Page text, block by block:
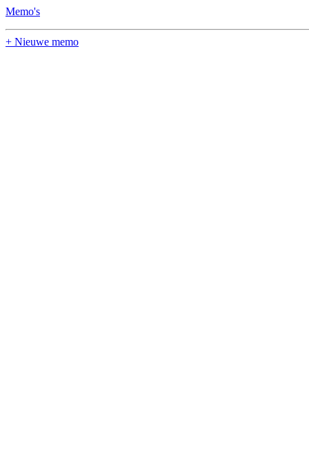
Memo's
+ Nieuwe memo